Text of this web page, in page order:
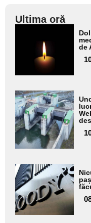
Ultima oră
aici textul
pentru
subtitlu
de
Adaugă
aici textul
pentru
subtitlu
Adaugă
aici textul
pentru
subtitlu